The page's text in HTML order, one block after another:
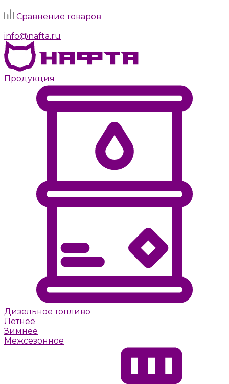
Сравнение товаров
info@nafta.ru
Продукция
Дизельное топливо
Летнее
Зимнее
Межсезонное